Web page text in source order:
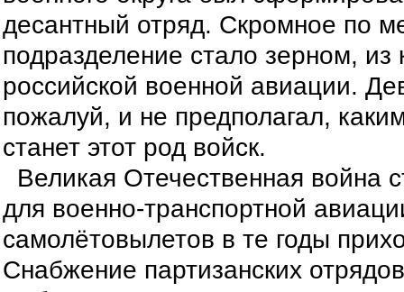
десантный отряд. Скромное по
подразделение стало зерном, из
российской военной авиации.
пожалуй, и не предполагал,
станет этот род войск.
Великая Отечественная война
для военно-транспортной
самолётовылетов в те годы
Снабжение партизанских